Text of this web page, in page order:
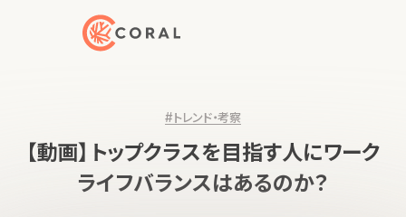
トップページへ戻る
#トレンド・考察
【動画】トップクラスを目指す人にワーク
ライフバランスはあるのか？